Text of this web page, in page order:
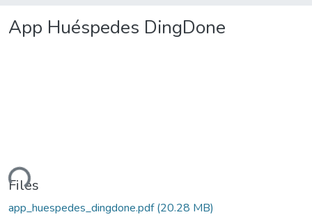
App Huéspedes DingDone
Files
app_huespedes_dingdone.pdf(20.28 MB)